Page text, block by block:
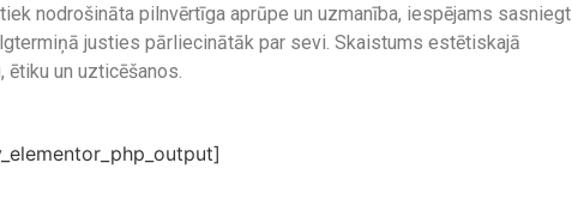
nodrošināta pilnvērtīga aprūpe un uzmanība, iespējams sasniegt
justies pārliecinātāk par sevi. Skaistums estētiskajā
un uzticēšanos.